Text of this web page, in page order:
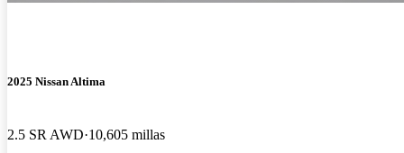
2025 Nissan Altima
2.5 SR AWD 10,605 millas